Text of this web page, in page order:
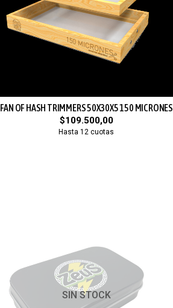
FAN OF HASH TRIMMERS 50X30X5 150 MICRONES
$109.500,00
Hasta 12 cuotas
SIN STOCK